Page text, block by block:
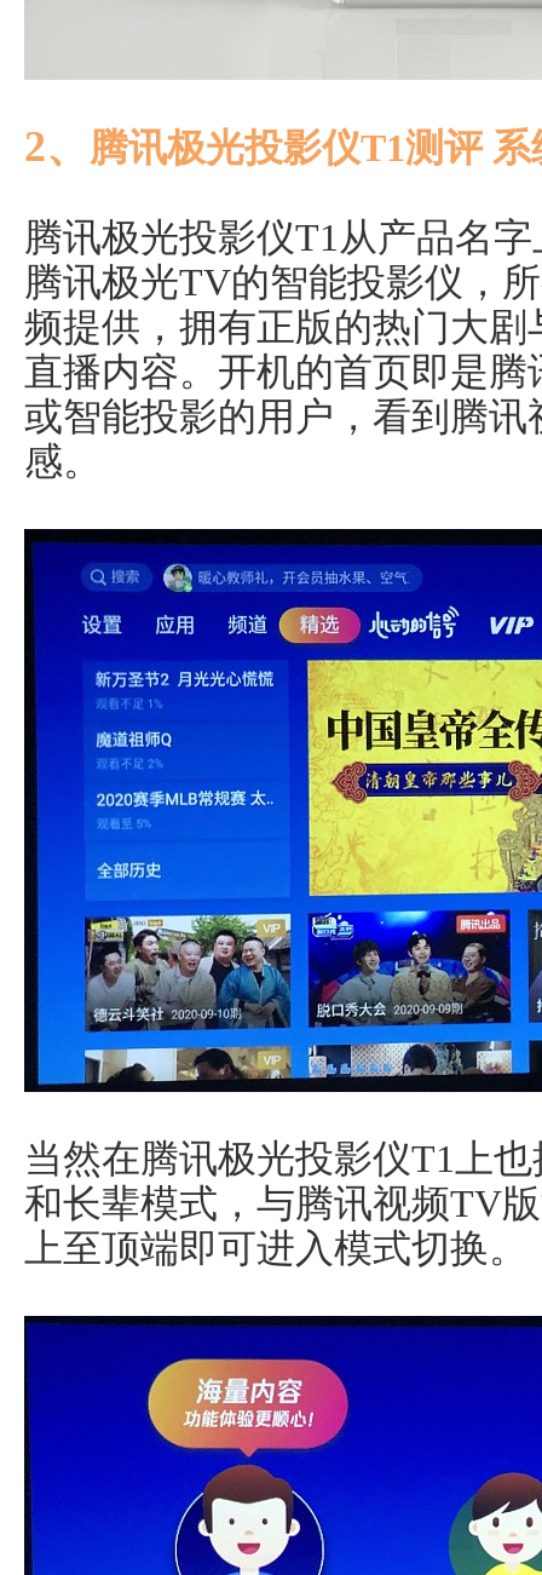
2、 腾讯极光投影仪T1测评 系
腾讯极光投影仪T1从产品名
腾讯极光TV的智能投影仪，
频提供，拥有正版的热门大
直播内容。开机的首页即是
或智能投影的用户，看到腾
感。
当然在腾讯极光投影仪T1上
和长辈模式，与腾讯视频TV
上至顶端即可进入模式切换。